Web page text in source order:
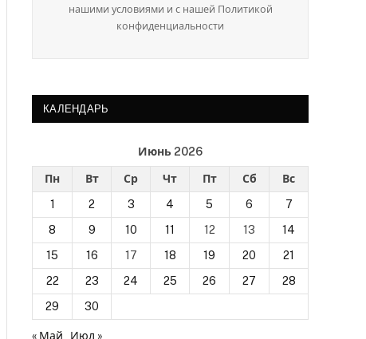
нашими условиями и с нашей Политикой
конфиденциальности
КАЛЕНДАРЬ
Июнь 2026
Пн Вт Ср Чт Пт Сб
Вс
1
2 3 4 5 6
7
8
9 10 11 12 13
14
15
16 17 18 19 20
21
22
23 24 25 26 27
28
29
30
« Май Июл »